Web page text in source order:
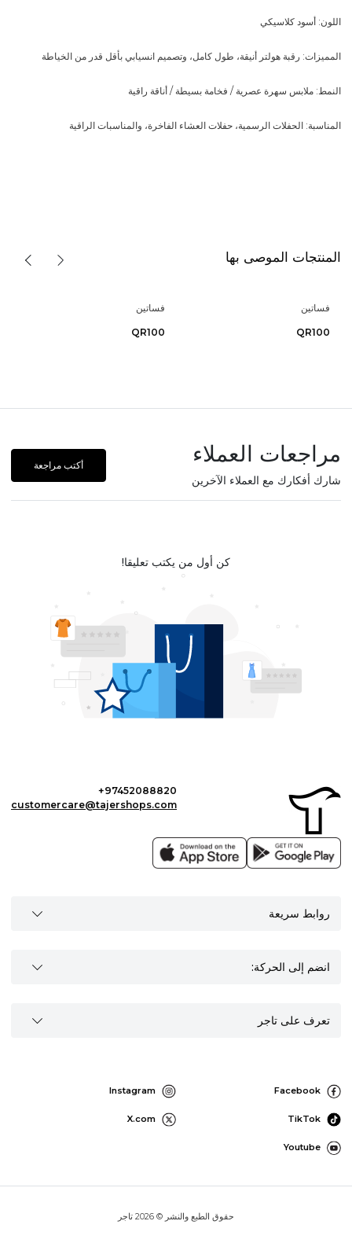
اللون: أسود كلاسيكي
المميزات: رقبة هولتر أنيقة، طول كامل، وتصميم انسيابي بأقل قدر من الخياطة
النمط: ملابس سهرة عصرية / فخامة بسيطة / أناقة راقية
المناسبة: الحفلات الرسمية، حفلات العشاء الفاخرة، والمناسبات الراقية
المنتجات الموصى بها
فساتين
QR100
فساتين
QR100
مراجعات العملاء
شارك أفكارك مع العملاء الآخرين
أكتب مراجعة
كن أول من يكتب تعليقا!
+97452088820
customercare@tajershops.com
روابط سريعة
انضم إلى الحركة:
تعرف على تاجر
Facebook
Instagram
TikTok
X.com
Youtube
حقوق الطبع والنشر © 2026 تاجر